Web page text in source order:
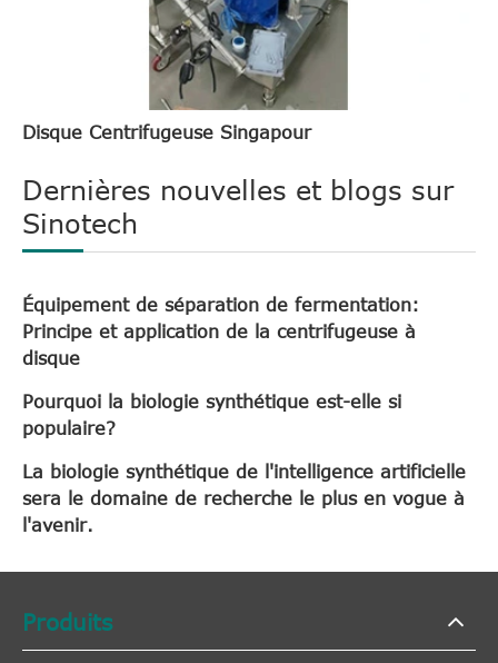
Disque Centrifugeuse Singapour
Dernières nouvelles et blogs sur
Sinotech
Équipement de séparation de fermentation:
Principe et application de la centrifugeuse à
disque
Pourquoi la biologie synthétique est-elle si
populaire?
La biologie synthétique de l'intelligence artificielle
sera le domaine de recherche le plus en vogue à
l'avenir.
Produits